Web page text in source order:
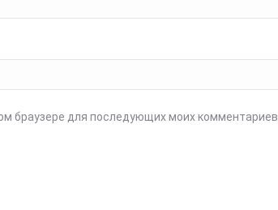
браузере для последующих моих комментариев.